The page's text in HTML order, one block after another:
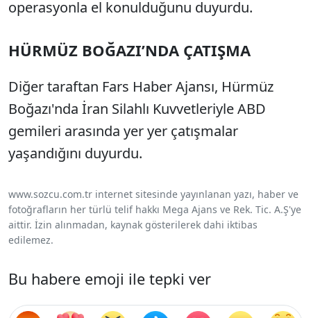
operasyonla el konulduğunu duyurdu.
HÜRMÜZ BOĞAZI’NDA ÇATIŞMA
Diğer taraftan Fars Haber Ajansı, Hürmüz
Boğazı'nda İran Silahlı Kuvvetleriyle ABD
gemileri arasında yer yer çatışmalar
yaşandığını duyurdu.
www.sozcu.com.tr internet sitesinde yayınlanan yazı, haber ve
fotoğrafların her türlü telif hakkı Mega Ajans ve Rek. Tic. A.Ş'ye
aittir. İzin alınmadan, kaynak gösterilerek dahi iktibas
edilemez.
Bu habere emoji ile tepki ver